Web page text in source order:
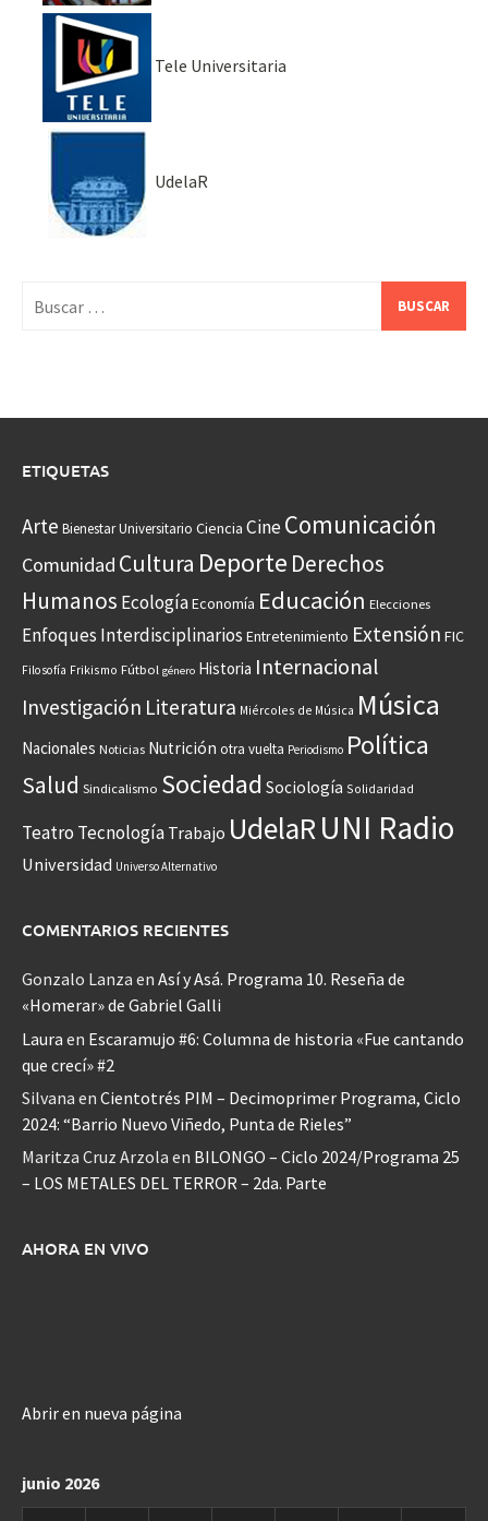
Tele Universitaria
UdelaR
ETIQUETAS
Arte Bienestar Universitario Ciencia CineComunicación
Comunidad Cultura Deporte Derechos
Humanos EcologíaEconomía Educación Elecciones
Enfoques Interdisciplinarios Entretenimiento Extensión FIC
Filosofía Frikismo Fútbol género Historia Internacional
Investigación Literatura Miércoles de Música Música
Nacionales Noticias Nutrición otra vuelta Periodismo Política
Salud Sindicalismo Sociedad Sociología Solidaridad
Teatro Tecnología Trabajo UdelaRUNI Radio
Universidad Universo Alternativo
COMENTARIOS RECIENTES
Gonzalo Lanza en Así y Asá. Programa 10. Reseña de
«Homerar» de Gabriel Galli
Laura en Escaramujo #6: Columna de historia «Fue cantando
que crecí» #2
Silvana en Cientotrés PIM – Decimoprimer Programa, Ciclo
2024: “Barrio Nuevo Viñedo, Punta de Rieles”
Maritza Cruz Arzola en BILONGO – Ciclo 2024/Programa 25
– LOS METALES DEL TERROR – 2da. Parte
AHORA EN VIVO
Abrir en nueva página
junio 2026